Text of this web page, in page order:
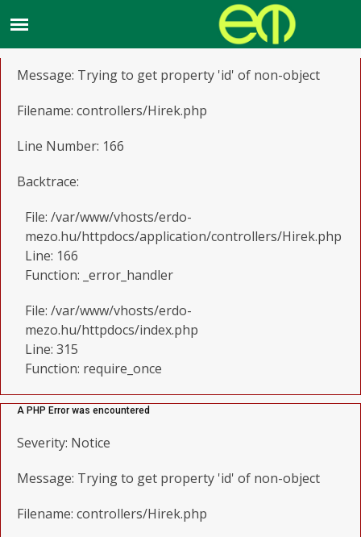
Message: Trying to get property 'id' of non-object
Filename: controllers/Hirek.php
Line Number: 166
Backtrace:
File: /var/www/vhosts/erdo-
mezo.hu/httpdocs/application/controllers/Hirek.php
Line: 166
Function: _error_handler
File: /var/www/vhosts/erdo-
mezo.hu/httpdocs/index.php
Line: 315
Function: require_once
A PHP Error was encountered
Severity: Notice
Message: Trying to get property 'id' of non-object
Filename: controllers/Hirek.php